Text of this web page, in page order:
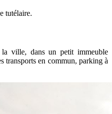
tutélaire.
ville, dans un petit immeuble
transports en commun, parking à